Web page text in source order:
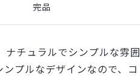
完品
チュラルでシンプルな雰囲
プルなデザインなので、コ